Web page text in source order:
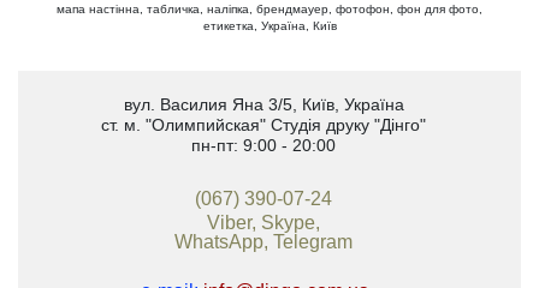
мапа настінна, табличка, наліпка, брендмауер, фотофон, фон для фото,
етикетка, Україна, Київ
вул. Василия Яна 3/5, Київ, Україна
ст. м. "Олимпийская" Студія друку "Дінго"
пн-пт: 9:00 - 20:00
(067) 390-07-24
Viber, Skype,
WhatsApp, Telegram